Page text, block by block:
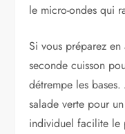
le micro-ondes qui
Si vous préparez en
seconde cuisson
détrempe les
salade verte pour
individuel facilite le